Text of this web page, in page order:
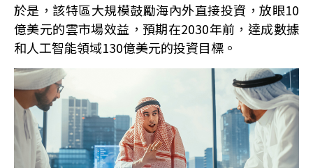
於是，該特區大規模鼓勵海內外直接投資，放眼10
億美元的雲市場效益，預期在2030年前，達成數據
和人工智能領域130億美元的投資目標。